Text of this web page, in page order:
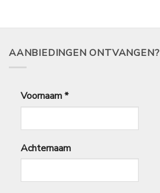
AANBIEDINGEN ONTVANGEN?
Voornaam*
Achternaam